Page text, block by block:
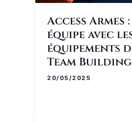
Access Armes
équipe avec
équipements
Team
20/05/2025